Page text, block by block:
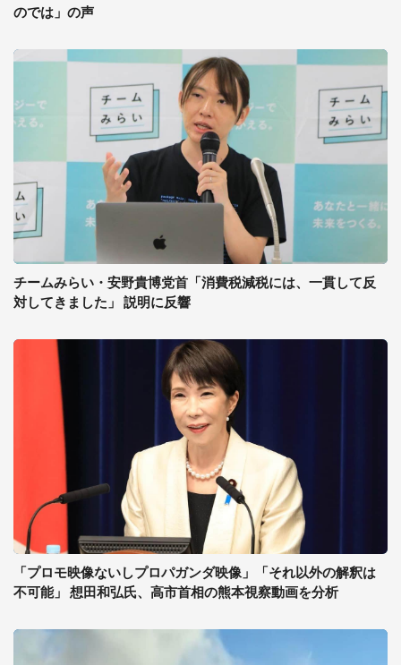
のでは」の声
チームみらい・安野貴博党首「消費税減税には、一貫して反
対してきました」 説明に反響
「プロモ映像ないしプロパガンダ映像」「それ以外の解釈は
不可能」 想田和弘氏、高市首相の熊本視察動画を分析